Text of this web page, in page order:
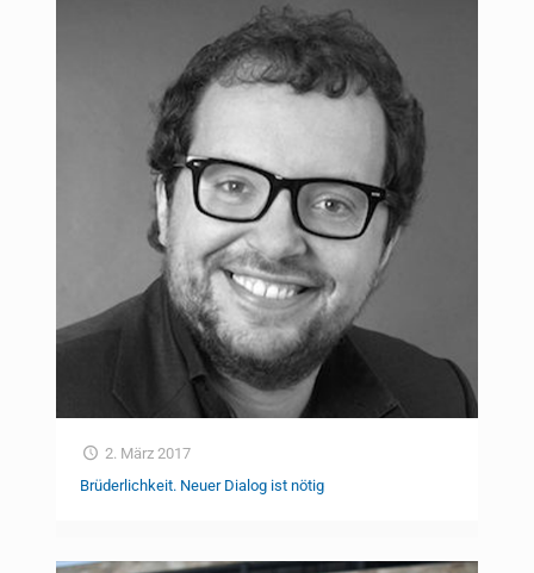
2. März 2017
Brüderlichkeit. Neuer Dialog ist nötig